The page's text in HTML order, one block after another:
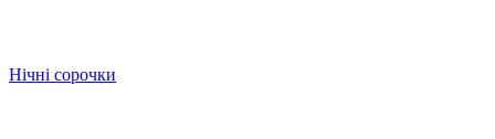
Нічні сорочки